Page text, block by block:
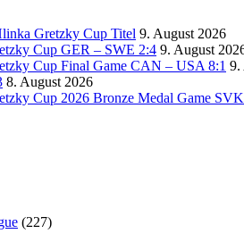
Gretzky Cup Titel 9. August 2026
Cup GER – SWE 2:4 9. August
Cup Final Game CAN – USA 8:1 9.
8. August 2026
Cup 2026 Bronze Medal Game
(227)